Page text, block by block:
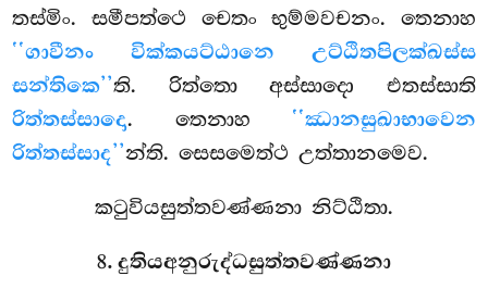
තස්මිං. සමීපත්ථෙ චෙතං භුම්මවචනං. තෙනාහ
‘‘ගාවීනං වික්කයට්ඨානෙ උට්ඨිතපිලක්ඛස්ස
සන්තිකෙ’’ති. රිත්තො අස්සාදො එතස්සාති
රිත්තස්සාදො. තෙනාහ ‘‘ඣානසුඛාභාවෙන
රිත්තස්සාද’’න්ති. සෙසමෙත්ථ උත්තානමෙව.
කටුවියසුත්තවණ්ණනා නිට්ඨිතා.
8. දුතියඅනුරුද්ධසුත්තවණ්ණනා